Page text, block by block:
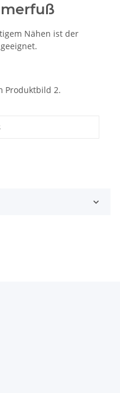
Nähen ist der
Produktbild 2.